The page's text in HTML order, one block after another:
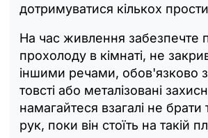
дотримуватися кількох
На час живлення забезпечте
прохолоду в кімнаті, не
іншими речами, обов'язково
товсті або металізовані
намагайтеся взагалі не
рук, поки він стоїть на такій